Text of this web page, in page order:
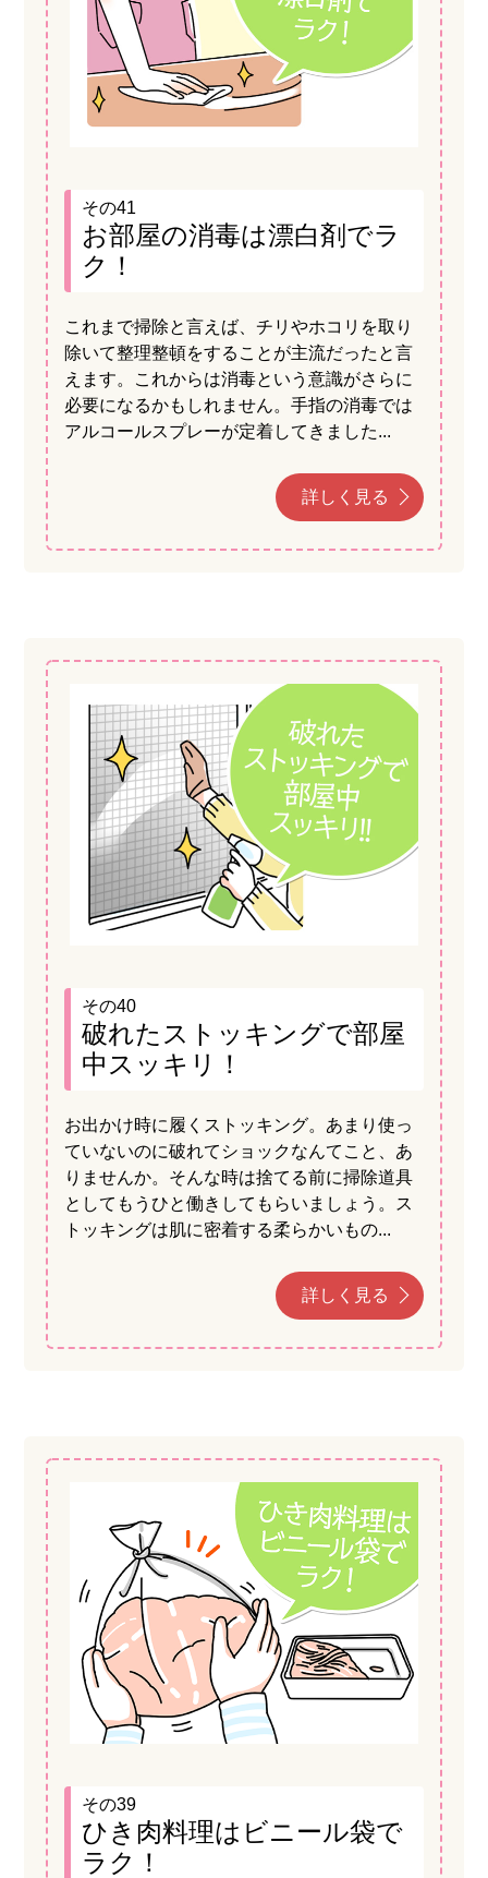
その41
お部屋の消毒は漂白剤でラ
ク！
これまで掃除と言えば、チリやホコリを取り
除いて整理整頓をすることが主流だったと言
えます。これからは消毒という意識がさらに
必要になるかもしれません。手指の消毒では
アルコールスプレーが定着してきました...
詳しく見る
その40
破れたストッキングで部屋
中スッキリ！
お出かけ時に履くストッキング。あまり使っ
ていないのに破れてショックなんてこと、あ
りませんか。そんな時は捨てる前に掃除道具
としてもうひと働きしてもらいましょう。ス
トッキングは肌に密着する柔らかいもの...
詳しく見る
その39
ひき肉料理はビニール袋で
ラク！